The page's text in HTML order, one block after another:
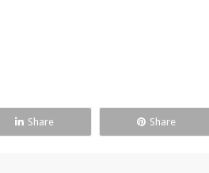
Share Share